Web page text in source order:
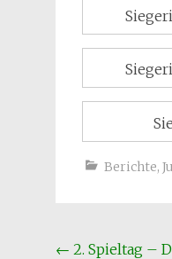
Berichte,
← 2. Spieltag –